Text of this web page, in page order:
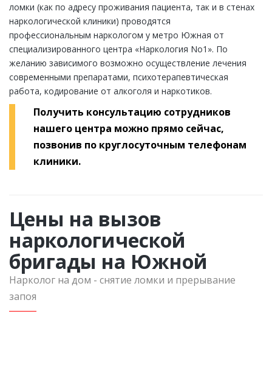
ломки (как по адресу проживания пациента, так и в стенах
наркологической клиники) проводятся
профессиональным наркологом у метро Южная от
специализированного центра «Наркология Nо1». По
желанию зависимого возможно осуществление лечения
современными препаратами, психотерапевтическая
работа, кодирование от алкоголя и наркотиков.
Получить консультацию сотрудников
нашего центра можно прямо сейчас,
позвонив по круглосуточным телефонам
клиники.
Цены на вызов
наркологической
бригады на Южной
Нарколог на дом - снятие ломки и прерывание
запоя